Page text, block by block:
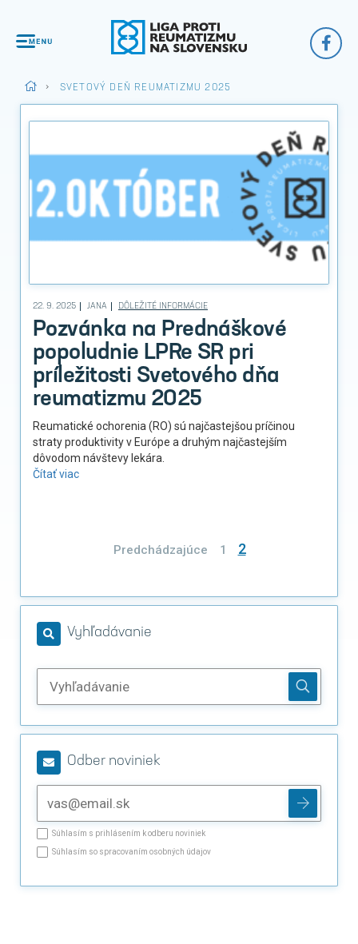
> SVETOVÝ DEŇ REUMATIZMU 2025
22. 9. 2025 JANA DÔLEŽITÉ INFORMÁCIE
Pozvánka na Prednáškové
popoludnie LPRe SR pri
príležitosti Svetového dňa
reumatizmu 2025
Reumatické ochorenia (RO) sú najčastejšou príčinou
straty produktivity v Európe a druhým najčastejším
dôvodom návštevy lekára.
Čítať viac
Stránkovanie
Predchádzajúce 1 2
Vyhľadávanie
Odber noviniek
Súhlasím s prihlásením k odberu noviniek
Súhlasím so spracovaním osobných údajov